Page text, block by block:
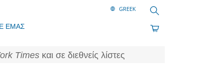
ΕΜΑΣ
Αναζήτηση
Times και σε διεθνείς λίστες